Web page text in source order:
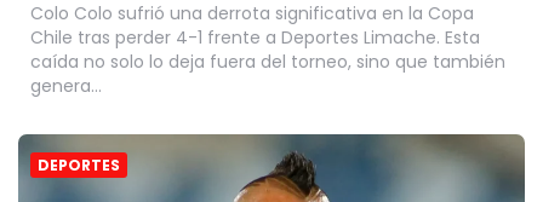
Colo Colo sufrió una derrota significativa en la Copa
Chile tras perder 4-1 frente a Deportes Limache. Esta
caída no solo lo deja fuera del torneo, sino que también
genera…
DEPORTES